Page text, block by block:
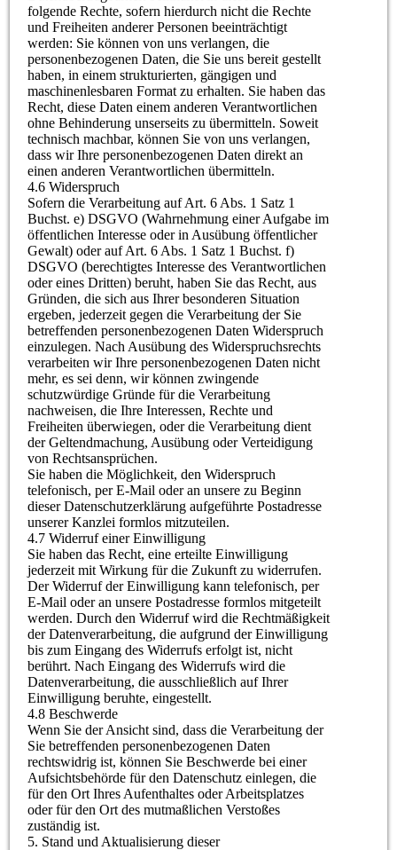
folgende Rechte, sofern hierdurch nicht die Rechte
und Freiheiten anderer Personen beeinträchtigt
werden: Sie können von uns verlangen, die
personenbezogenen Daten, die Sie uns bereit gestellt
haben, in einem strukturierten, gängigen und
maschinenlesbaren Format zu erhalten. Sie haben das
Recht, diese Daten einem anderen Verantwortlichen
ohne Behinderung unserseits zu übermitteln. Soweit
technisch machbar, können Sie von uns verlangen,
dass wir Ihre personenbezogenen Daten direkt an
einen anderen Verantwortlichen übermitteln.
4.6 Widerspruch
Sofern die Verarbeitung auf Art. 6 Abs. 1 Satz 1
Buchst. e) DSGVO (Wahrnehmung einer Aufgabe im
öffentlichen Interesse oder in Ausübung öffentlicher
Gewalt) oder auf Art. 6 Abs. 1 Satz 1 Buchst. f)
DSGVO (berechtigtes Interesse des Verantwortlichen
oder eines Dritten) beruht, haben Sie das Recht, aus
Gründen, die sich aus Ihrer besonderen Situation
ergeben, jederzeit gegen die Verarbeitung der Sie
betreffenden personenbezogenen Daten Widerspruch
einzulegen. Nach Ausübung des Widerspruchsrechts
verarbeiten wir Ihre personenbezogenen Daten nicht
mehr, es sei denn, wir können zwingende
schutzwürdige Gründe für die Verarbeitung
nachweisen, die Ihre Interessen, Rechte und
Freiheiten überwiegen, oder die Verarbeitung dient
der Geltendmachung, Ausübung oder Verteidigung
von Rechtsansprüchen.
Sie haben die Möglichkeit, den Widerspruch
telefonisch, per E-Mail oder an unsere zu Beginn
dieser Datenschutzerklärung aufgeführte Postadresse
unserer Kanzlei formlos mitzuteilen.
4.7 Widerruf einer Einwilligung
Sie haben das Recht, eine erteilte Einwilligung
jederzeit mit Wirkung für die Zukunft zu widerrufen.
Der Widerruf der Einwilligung kann telefonisch, per
E-Mail oder an unsere Postadresse formlos mitgeteilt
werden. Durch den Widerruf wird die Rechtmäßigkeit
der Datenverarbeitung, die aufgrund der Einwilligung
bis zum Eingang des Widerrufs erfolgt ist, nicht
berührt. Nach Eingang des Widerrufs wird die
Datenverarbeitung, die ausschließlich auf Ihrer
Einwilligung beruhte, eingestellt.
4.8 Beschwerde
Wenn Sie der Ansicht sind, dass die Verarbeitung der
Sie betreffenden personenbezogenen Daten
rechtswidrig ist, können Sie Beschwerde bei einer
Aufsichtsbehörde für den Datenschutz einlegen, die
für den Ort Ihres Aufenthaltes oder Arbeitsplatzes
oder für den Ort des mutmaßlichen Verstoßes
zuständig ist.
5. Stand und Aktualisierung dieser